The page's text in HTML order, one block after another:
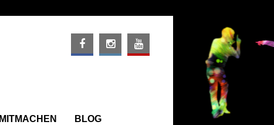
MITMACHEN BLOG